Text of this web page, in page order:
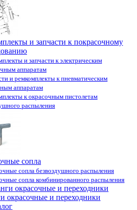
и запчасти к покрасочному
и запчасти к электрическим
аппаратам
и ремкомплекты к пневматическим
аппаратам
к окрасочным пистолетам
распыления
сопла
сопла безвоздушного распыления
сопла комбинированного распыления
окрасочные и переходники